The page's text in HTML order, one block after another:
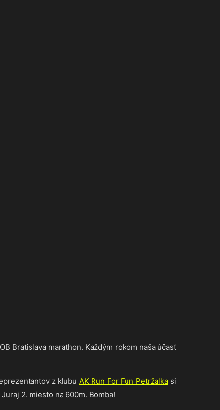
Bratislava marathon. Každým rokom naša účasť
z klubu AK Run For Fun Petržalkasi
2. miesto na 600m. Bomba!